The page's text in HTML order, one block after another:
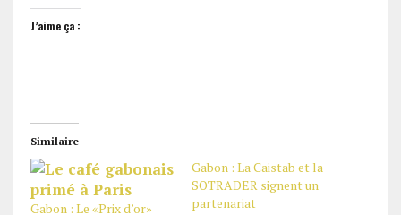
J’aime ça :
Similaire
Gabon : Le «Prix d’or»
Gabon : La Caistab et la
SOTRADER signent un
partenariat